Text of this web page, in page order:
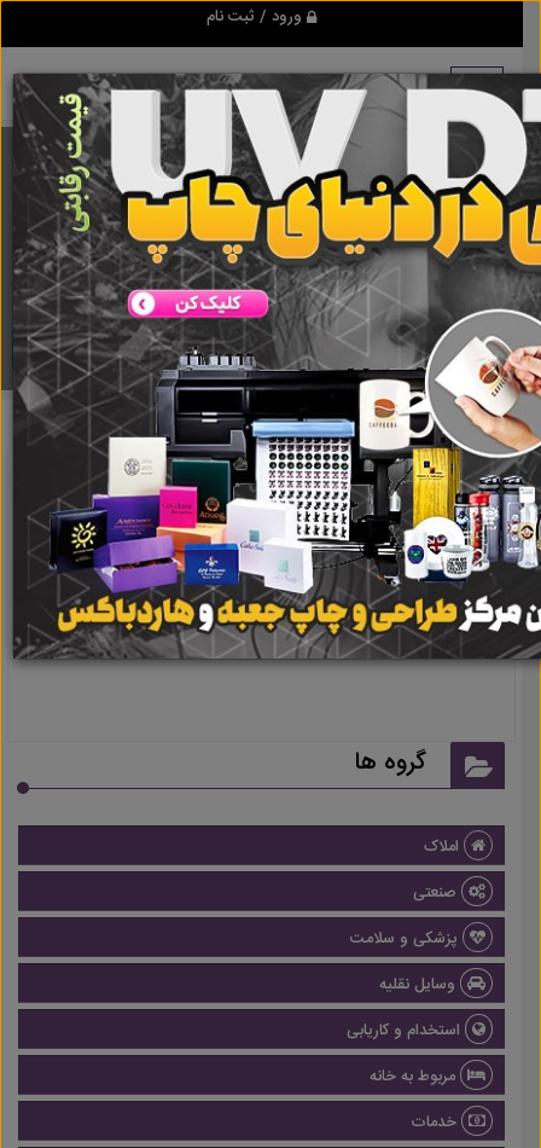
ورود / ثبت نام
برنامه اندروید ابزاریراق
مرجع نیازمندیهای ابزار و یراق آلات عمومی و صنعتی
دانلود
نتیجه ای یافت نشد
گروه ها
املاک
صنعتی
پزشکی و سلامت
وسایل نقلیه
استخدام و کاریابی
مربوط به خانه
خدمات